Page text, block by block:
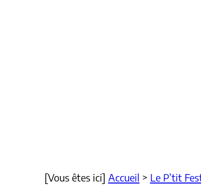
[Vous êtes ici] Accueil > Le P’tit